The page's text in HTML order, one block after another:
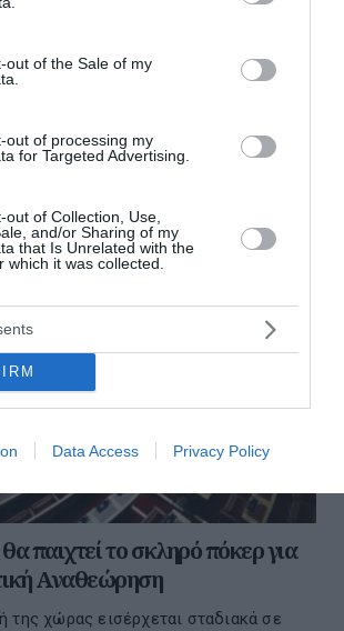
to Google and its third-party tags to
below specified purposes in below Google
out of the Sale of my
out of processing my
for Targeted Advertising.
out of Collection, Use,
and/or Sharing of my
that Is Unrelated with the
which it was collected.
Data Access Privacy Policy
ακόμη
παιχτεί το σκληρό πόκερ για
Αναθεώρηση
της χώρας εισέρχεται σταδιακά σε